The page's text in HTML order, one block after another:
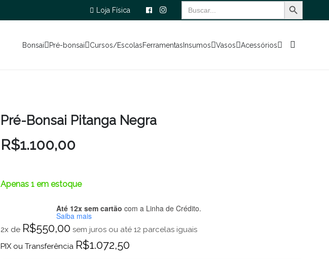
Loja Física
Search
for:
Bonsai Pré-bonsai Cursos/EscolasFerramentasInsumos Vasos Acessórios
Pré-Bonsai Pitanga Negra
R$1.100,00
Apenas 1 em estoque
Até 12x sem cartão com a Linha de Crédito.
Saiba mais
2x de R$550,00 sem juros ou até 12 parcelas iguais
PIX ou Transferência R$1.072,50